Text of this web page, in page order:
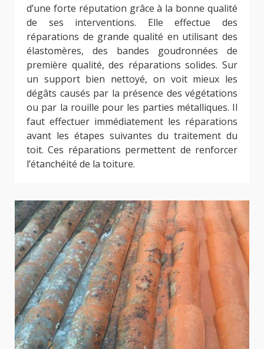
d’une forte réputation grâce à la bonne qualité
de ses interventions. Elle effectue des
réparations de grande qualité en utilisant des
élastomères, des bandes goudronnées de
première qualité, des réparations solides. Sur
un support bien nettoyé, on voit mieux les
dégâts causés par la présence des végétations
ou par la rouille pour les parties métalliques. Il
faut effectuer immédiatement les réparations
avant les étapes suivantes du traitement du
toit. Ces réparations permettent de renforcer
l’étanchéité de la toiture.